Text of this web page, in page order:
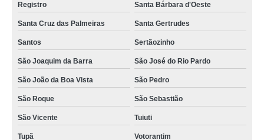
Registro Santa Bárbara d'Oeste
Santa Cruz das Palmeiras Santa Gertrudes
Santos Sertãozinho
São Joaquim da Barra São José do Rio Pardo
São João da Boa Vista São Pedro
São Roque São Sebastião
São Vicente Tuiuti
Tupã Votorantim